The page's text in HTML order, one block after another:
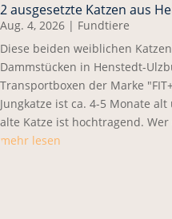
2 ausgesetzte Katzen aus
Aug. 4, 2026 | Fundtiere
Diese beiden weiblichen
Dammstücken in Henstedt-
Transportboxen der Marke
Jungkatze ist ca. 4-5 Monate
alte Katze ist hochtragend.
mehr lesen